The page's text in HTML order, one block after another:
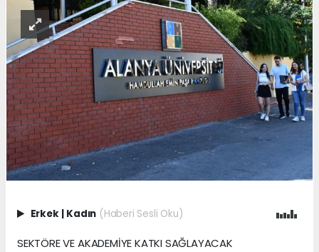
Erkek Kadın (Haberi Sesli Oku)
SEKTÖRE VE AKADEMİYE KATKI SAĞLAYACAK